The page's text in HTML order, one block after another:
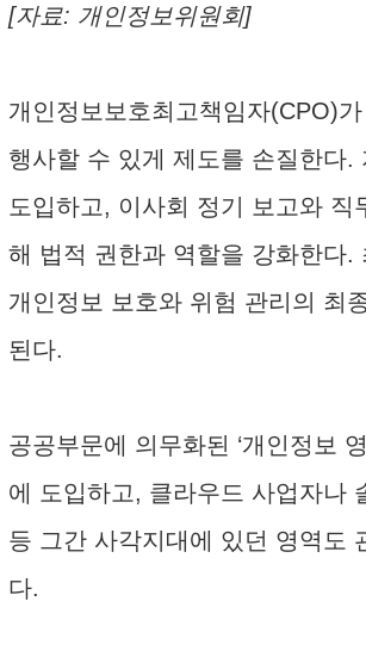
[자료: 개인정보위원회]
개인정보보호최고책임자(CPO)
행사할 수 있게 제도를 손질한다.
도입하고, 이사회 정기 보고와 직
해 법적 권한과 역할을 강화한다.
개인정보 보호와 위험 관리의 최
된다.
공공부문에 의무화된 ‘개인정보
에 도입하고, 클라우드 사업자나
등 그간 사각지대에 있던 영역도
다.